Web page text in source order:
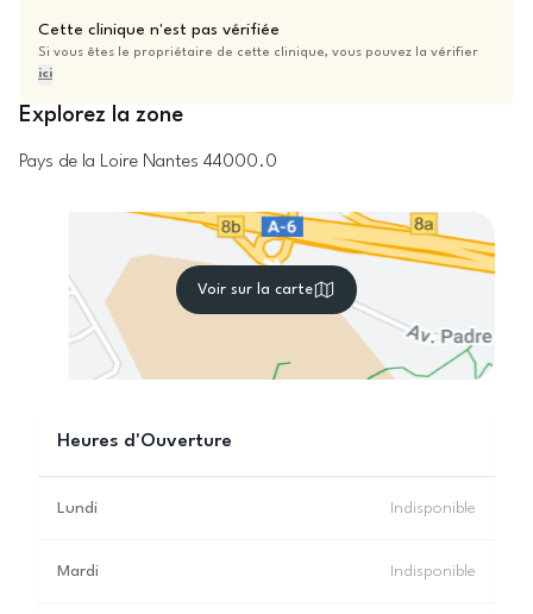
Cette clinique n'est pas vérifiée
Si vous êtes le propriétaire de cette clinique, vous pouvez la vérifier
ici
Explorez la zone
Pays de la Loire Nantes 44000.0
Voir sur la carte
Heures d'Ouverture
Lundi Indisponible
Mardi Indisponible